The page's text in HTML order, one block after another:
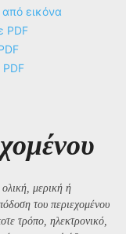
εικόνα
PDF
μερική ή
του περιεχομένου
τρόπο, ηλεκτρονικό,